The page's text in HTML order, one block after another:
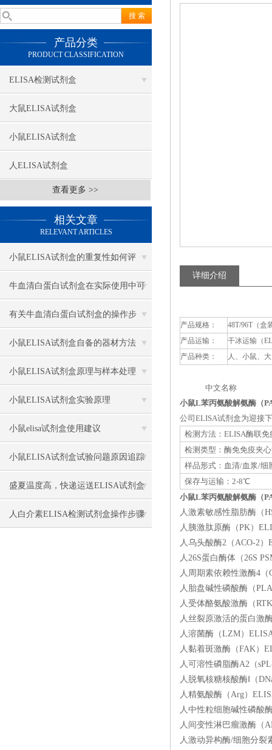
产品分类
PRODUCT CLASSIFICATION
ELISA检测试剂盒
大鼠ELISA试剂盒
小鼠ELISA试剂盒
人ELISA试剂盒
查看更多 >>
相关文章
RELEVANT ARTICLES
小鼠ELISA试剂盒的重复性如何评
估？
牛血清白蛋白试剂盒在实际使用中可
分为多种类型测定
有关牛血清白蛋白试剂盒的操作步
骤，以下有详细说明
小鼠ELISA试剂盒自备的器材方法
小鼠ELISA试剂盒原理与样本处理
小鼠ELISA试剂盒实验原理
小鼠elisa试剂盒使用建议
小鼠ELISA试剂盒试验问题原因追踪
盛夏温度高，快递运送ELISA试剂盒
要做哪些保温保冷措施防止失效？
人白介素ELISA检测试剂盒​操作步骤
详细介绍
产品规格：
48T/96T（盒
产品运输：
干冰运输（
产品种类：
人、小鼠、
中文名称 英
小鼠L苯丙氨酸解氨酶（
公司ELISA试剂盒为迎接
检测方法：ELISA酶联免
检测类型：酶免免疫夹
样品形式：血清/血浆/细
保存与运输：2-8℃
小鼠L苯丙氨酸解氨酶（
人激素敏感性脂肪酶（
人胰激肽原酶（PK）
人乌头酸酶2（ACO-2
人26S蛋白酶体（26S
人周期素依赖性激酶4
人胎盘碱性磷酸酶（
人受体酪氨酸激酶（
人丝裂原激活的蛋白激
人溶菌酶（LZM）
人黏着斑激酶（FAK）
人可溶性磷脂酶A2（
人脱氧核糖核酸酶Ⅰ（
人精氨酸酶（Arg）
人中性粒细胞碱性磷酸
人间变性淋巴瘤激酶（
人激动异构酶/细胞分裂